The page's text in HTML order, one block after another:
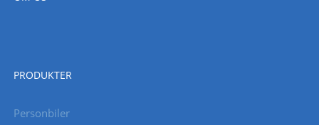
PRODUKTER
Personbiler